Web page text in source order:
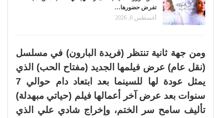
تفرض حضورها…
أغسطس 6, 2026
ومن جهة ثانية تنتظر (فريدة البارون) في مسلسل
(نقل عام) عرض فيلمها الجديد (مفتاح الحب) الذي
يمثل عودة لها للسينما بعد ابتعاد دام حوالي 7
سنوات بعد عرض آخر أعمالها فيلم (حياتي مبهدلة)
تأليف سامح سر الختم، وإخراج شادي علي الذي